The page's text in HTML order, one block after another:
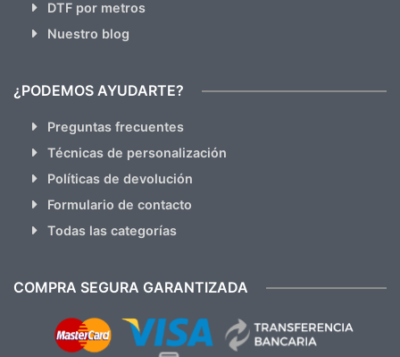
DTF por metros
Nuestro blog
¿PODEMOS AYUDARTE?
Preguntas frecuentes
Técnicas de personalización
Políticas de devolución
Formulario de contacto
Todas las categorías
COMPRA SEGURA GARANTIZADA